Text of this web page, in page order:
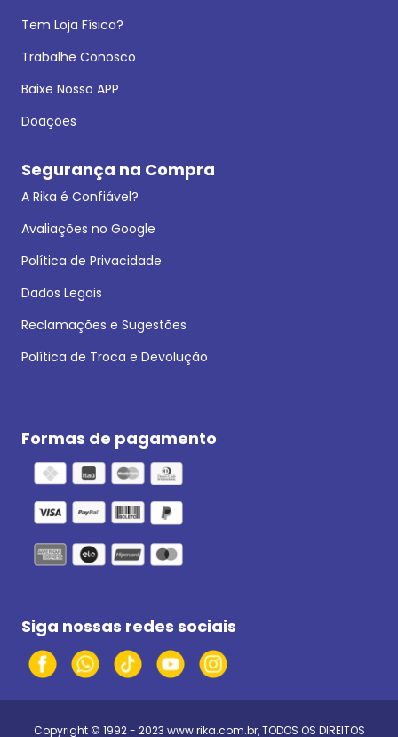
Tem Loja Física?
Trabalhe Conosco
Baixe Nosso APP
Doações
Segurança na Compra
A Rika é Confiável?
Avaliações no Google
Política de Privacidade
Dados Legais
Reclamações e Sugestões
Política de Troca e Devolução
Formas de pagamento
Siga nossas redes sociais
Copyright © 1992 - 2023 www.rika.com.br, TODOS OS DIREITOS